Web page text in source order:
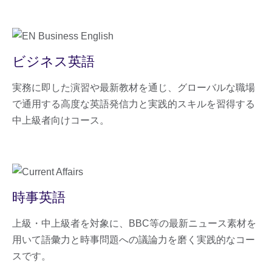
ビジネス英語
実務に即した演習や最新教材を通じ、グローバルな職場
で通用する高度な英語発信力と実践的スキルを習得する
中上級者向けコース。
時事英語
上級・中上級者を対象に、BBC等の最新ニュース素材を
用いて語彙力と時事問題への議論力を磨く実践的なコー
スです。